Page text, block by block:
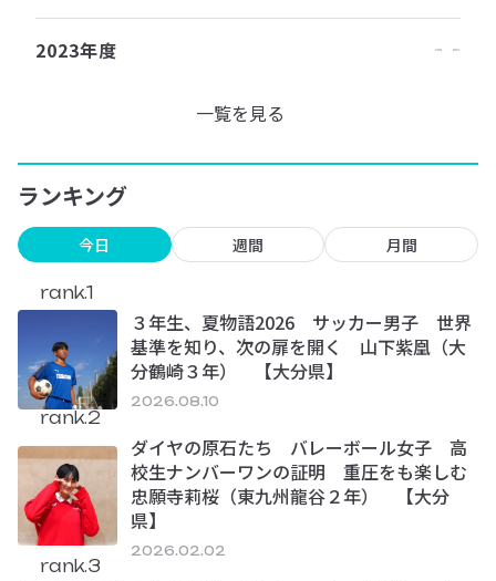
2023年度
一覧を見る
ランキング
今日 週間 月間
rank.1
３年生、夏物語2026 サッカー男子 世界
基準を知り、次の扉を開く 山下紫凰（大
分鶴崎３年） 【大分県】
2026.08.10
rank.2
ダイヤの原石たち バレーボール女子 高
校生ナンバーワンの証明 重圧をも楽しむ
忠願寺莉桜（東九州龍谷２年） 【大分
県】
2026.02.02
rank.3